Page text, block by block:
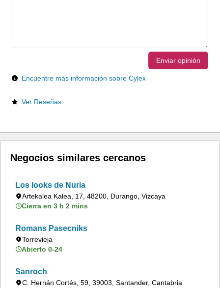
Enviar opinión
Encuentre más información sobre Cylex
Ver Reseñas
Negocios similares cercanos
Los looks de Nuria
Artekalea Kalea, 17, 48200, Durango, Vizcaya
Cierra en 3 h 2 mins
Romans Pasecniks
Torrevieja
Abierto 0-24
Sanroch
C. Hernán Cortés, 59, 39003, Santander, Cantabria